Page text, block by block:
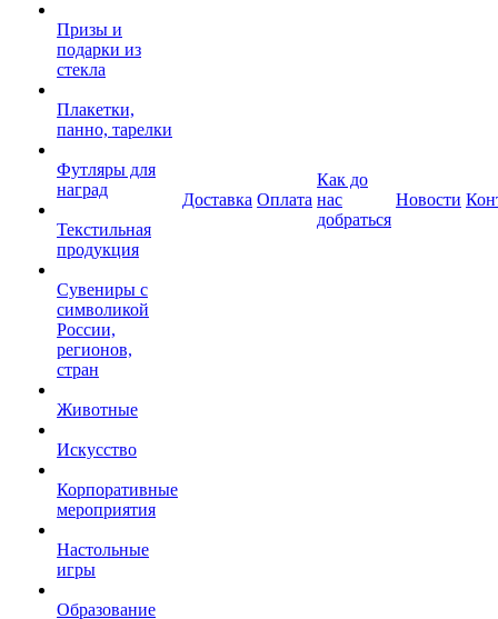
Призы и
подарки из
стекла
Плакетки,
панно, тарелки
Футляры для
наград
Текстильная
продукция
Сувениры с
символикой
России,
регионов,
стран
Животные
Искусство
Корпоративные
мероприятия
Настольные
игры
Образование
Доставка Оплата
Как до
нас
добраться
Новости